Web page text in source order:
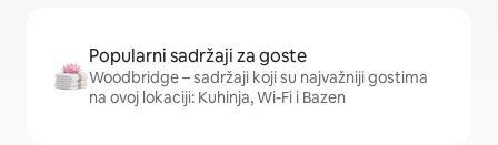
Popularni sadržaji za goste
Woodbridge – sadržaji koji su najvažniji gostima
na ovoj lokaciji: Kuhinja, Wi-Fi i Bazen